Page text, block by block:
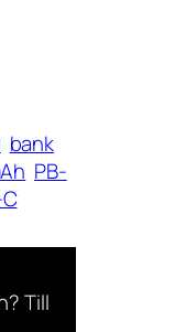
bank
PB-
Till